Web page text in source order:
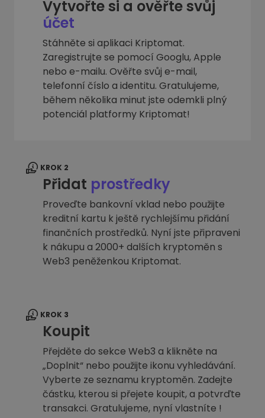
Vytvořte si a ověřte svůj
účet
Stáhněte si aplikaci Kriptomat.
Zaregistrujte se pomocí Googlu, Apple
nebo e-mailu. Ověřte svůj e-mail,
telefonní číslo a identitu. Gratulujeme,
během několika minut jste odemkli plný
potenciál platformy Kriptomat!
KROK 2
Přidat prostředky
Proveďte bankovní vklad nebo použijte
kreditní kartu k ještě rychlejšímu přidání
finančních prostředků. Nyní jste připraveni
k nákupu a 2000+ dalších kryptoměn s
Web3 peněženkou Kriptomat.
KROK 3
Koupit
Přejděte do sekce Web3 a klikněte na
„Doplnit“ nebo použijte ikonu vyhledávání.
Vyberte ze seznamu kryptoměn. Zadejte
částku, kterou si přejete koupit, a potvrďte
transakci. Gratulujeme, nyní vlastníte !